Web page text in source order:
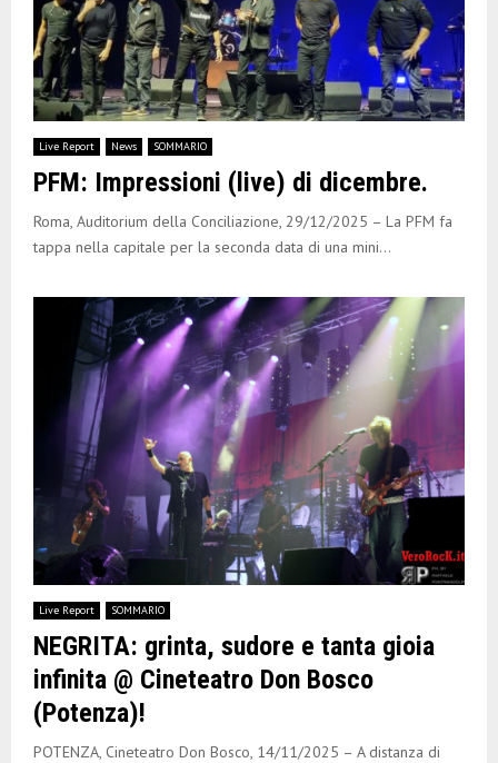
Live Report News SOMMARIO
PFM: Impressioni (live) di dicembre.
Roma, Auditorium della Conciliazione, 29/12/2025 – La PFM fa
tappa nella capitale per la seconda data di una mini...
Live Report SOMMARIO
NEGRITA: grinta, sudore e tanta gioia
infinita @ Cineteatro Don Bosco
(Potenza)!
POTENZA, Cineteatro Don Bosco, 14/11/2025 – A distanza di